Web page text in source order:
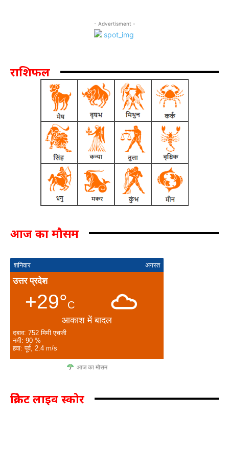
- Advertisment -
राशिफल
आज का मौसम
शनिवार अगस्त
उत्तर प्रदेश
+29°C
आकाश में बादल
दबाव: 752 मिमी एचजी
नमी: 90 %
हवा: पूर्व, 2.4 m/s
आज का मौसम
क्रिकेट लाइव स्कोर